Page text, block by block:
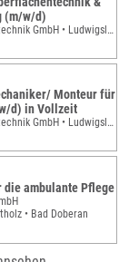
(m/w/d)
SHA Siegmund Henning Anlagentechnik GmbH • Ludwigslust
Monteur für
d) in Vollzeit
SHA Siegmund Henning Anlagentechnik GmbH • Ludwigslust
ambulante Pflege
• Bad Doberan